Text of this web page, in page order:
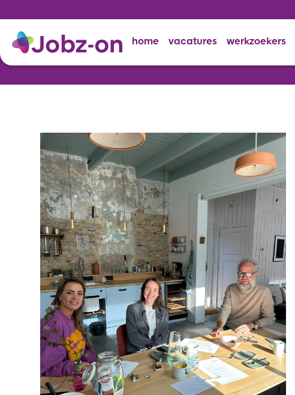
home vacatures werkzoekers